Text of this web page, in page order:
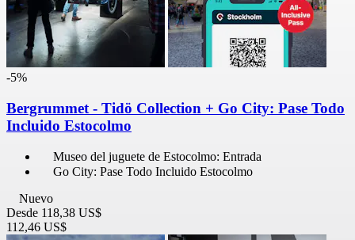
-5%
Bergrummet - Tidö Collection + Go City: Pase Todo
Incluido Estocolmo
Museo del juguete de Estocolmo: Entrada
Go City: Pase Todo Incluido Estocolmo
Nuevo
Desde 118,38 US$
112,46 US$